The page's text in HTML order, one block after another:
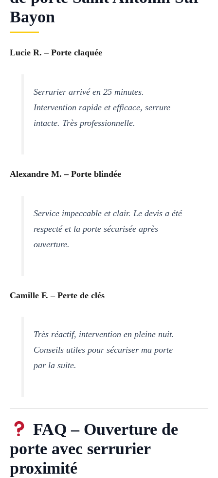
Bayon
Lucie R. – Porte claquée
Serrurier arrivé en 25 minutes.
Intervention rapide et efficace, serrure
intacte. Très professionnelle.
Alexandre M. – Porte blindée
Service impeccable et clair. Le devis a été
respecté et la porte sécurisée après
ouverture.
Camille F. – Perte de clés
Très réactif, intervention en pleine nuit.
Conseils utiles pour sécuriser ma porte
par la suite.
FAQ – Ouverture de
porte avec serrurier
proximité